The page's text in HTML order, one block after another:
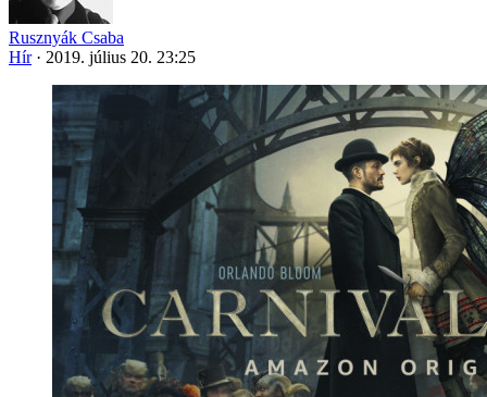
Rusznyák Csaba
Hír · 2019. július 20. 23:25